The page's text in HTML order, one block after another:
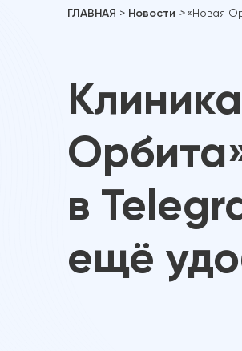
ГЛАВНАЯ > Новости >«Новая
в
ещё